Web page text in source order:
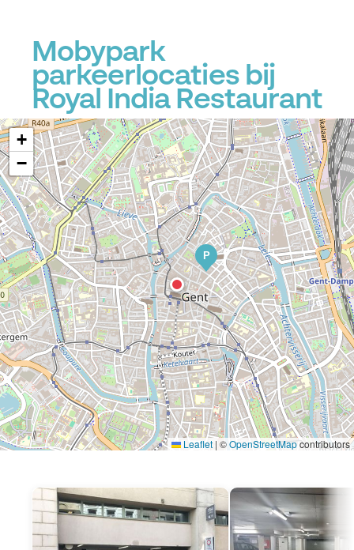
Mobypark
parkeerlocaties bij
Royal India Restaurant
P
P
+
−
Leaflet | ©OpenStreetMapcontributors